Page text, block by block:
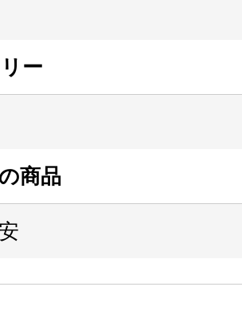
ー
商品